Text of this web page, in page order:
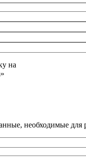
на
»
необходимые для